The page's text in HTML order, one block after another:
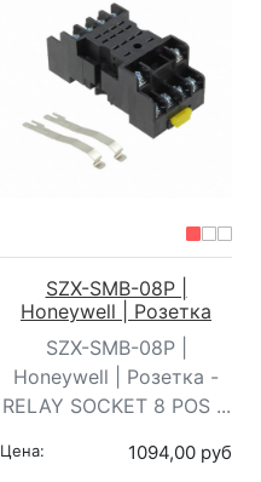
SZX-SMB-08P |
Honeywell | Розетка
SZX-SMB-08P |
Honeywell | Розетка -
RELAY SOCKET 8 POS ...
Цена: 1094,00 руб